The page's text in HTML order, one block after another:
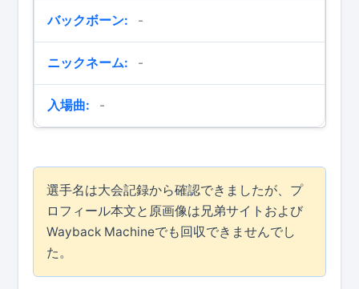
バックボーン: -
ニックネーム: -
入場曲: -
選手名は大会記録から確認できましたが、プ
ロフィール本文と原画像は兄弟サイトおよび
Wayback Machineでも回収できませんでし
た。